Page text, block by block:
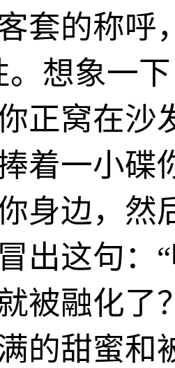
套的称呼
。想象一
正窝在沙
着一小碟
身边，然
出这句：
被融化了
的甜蜜和